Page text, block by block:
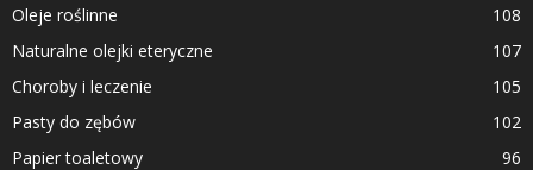
Oleje roślinne
108
Naturalne olejki eteryczne
107
Choroby i leczenie
105
Pasty do zębów
102
Papier toaletowy
96